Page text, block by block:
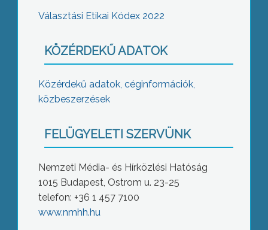
Választási Etikai Kódex 2022
KÖZÉRDEKŰ ADATOK
Közérdekű adatok, céginformációk,
közbeszerzések
FELÜGYELETI SZERVÜNK
Nemzeti Média- és Hírközlési Hatóság
1015 Budapest, Ostrom u. 23-25
telefon: +36 1 457 7100
www.nmhh.hu